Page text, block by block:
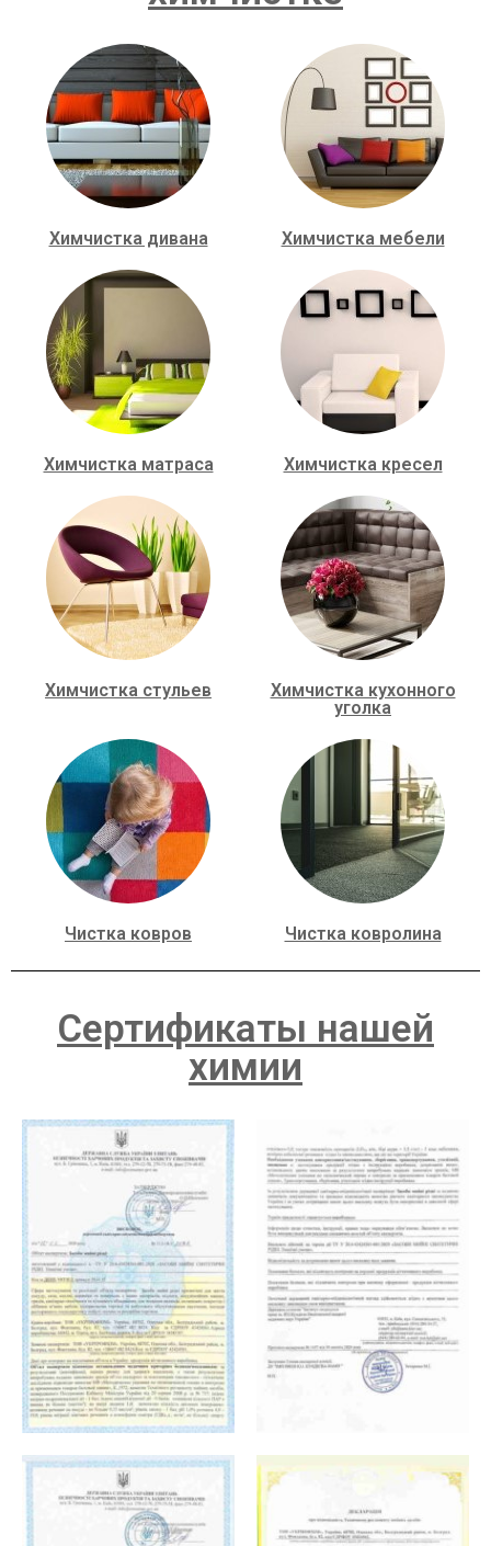
Химчистка дивана Химчистка мебели
Химчистка матраса Химчистка кресел
Химчистка стульев
Химчистка кухонного
уголка
Чистка ковров Чистка ковролина
Сертификаты нашей
химии